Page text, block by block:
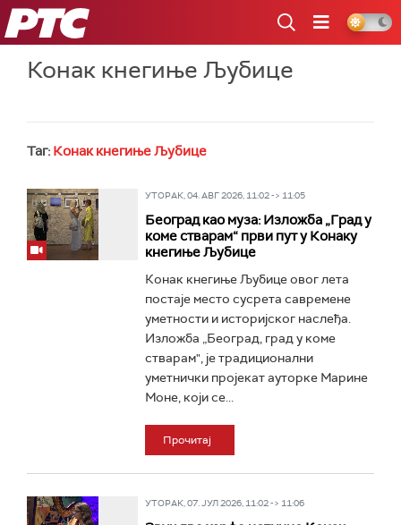
РТС
Конак кнегиње Љубице
Таг: Конак кнегиње Љубице
УТОРАК, 04. АВГ 2026, 11:02 -> 11:05
Београд као муза: Изложба „Град у
коме стварам“ први пут у Конаку
кнегиње Љубице
Конак кнегиње Љубице овог лета
постаје место сусрета савремене
уметности и историјског наслеђа.
Изложба „Београд, град у коме
стварам", је традиционални
уметнички пројекат ауторке Марине
Моне, који се...
Прочитај
УТОРАК, 07. ЈУЛ 2026, 11:02 -> 11:06